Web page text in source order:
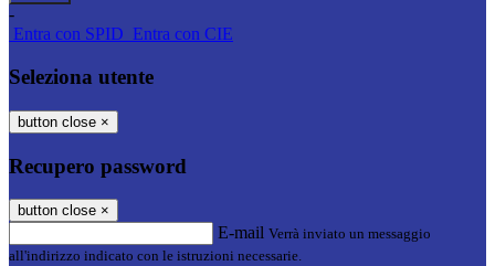
-
Entra con SPID Entra con CIE
Seleziona utente
button close ×
Recupero password
button close ×
E-mail Verrà inviato un messaggio
all'indirizzo indicato con le istruzioni necessarie.